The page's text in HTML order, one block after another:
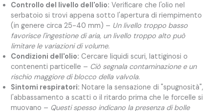
Controllo del livello dell'olio: Verificare che l'olio nel
serbatoio si trovi appena sotto l'apertura di riempimento
(in genere circa 25-40 mm) – Un livello troppo basso
favorisce l'ingestione di aria, un livello troppo alto può
limitare le variazioni di volume.
Condizioni dell'olio: Cercare liquidi scuri, lattiginosi o
contenenti particelle – Ciò segnala contaminazione e un
rischio maggiore di blocco della valvola.
Sintomi respiratori: Notare la sensazione di "spugnosità",
l'abbassamento a scatti o il ritardo prima che le forcelle si
muovano – Questi spesso indicano la presenza di bolle